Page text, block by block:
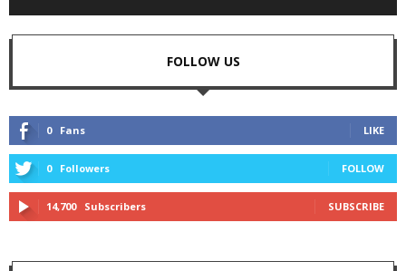
FOLLOW US
0 Fans LIKE
0 Followers FOLLOW
14,700 Subscribers SUBSCRIBE